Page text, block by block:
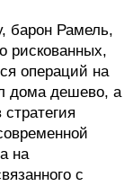
барон Рамель,
рискованных,
операций на
дома дешево, а
на
с